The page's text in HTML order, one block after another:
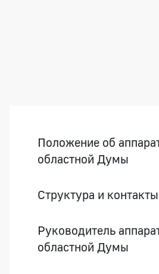
Положение об
областной Думы
Структура и контакты
Руководитель
областной Думы